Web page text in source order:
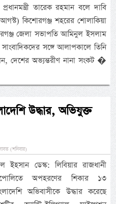
তারেক রহমান বলে দাবি
কিশোরগঞ্জ শহরের শোলাকিয়া
জেলা সভাপতি আমিনুল ইসলাম
সঙ্গে আলাপকালে তিনি
দেশের অভ্যন্তরীণ নানা সংকট �
উদ্ধার, অভিযুক্ত
(শনিবার)
ইহসান ডেস্ক: লিবিয়ার রাজধানী
অপহরণের শিকার ১৩
অভিবাসীকে উদ্ধার করেছে